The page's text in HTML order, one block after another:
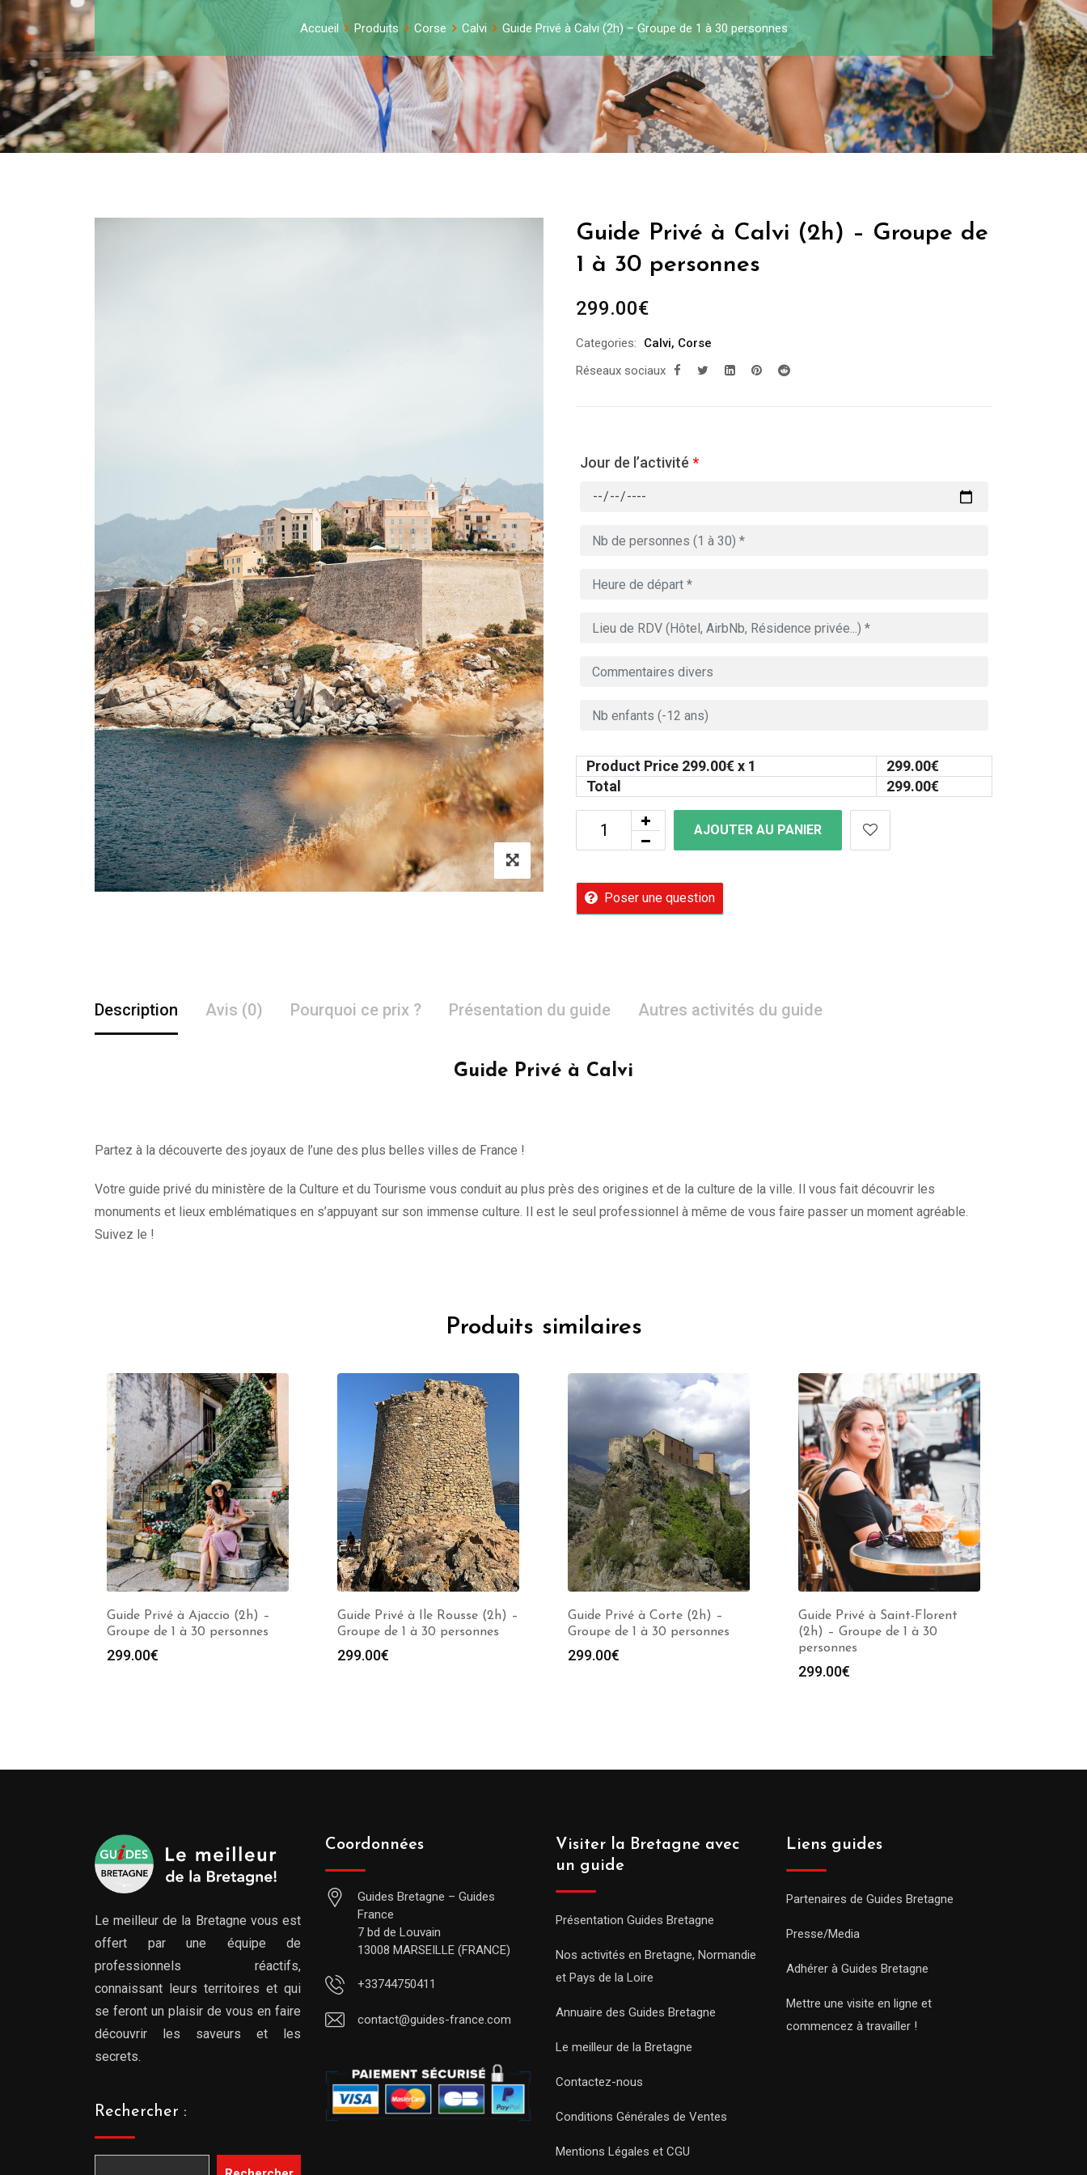
Accueil Produits Corse Calvi Guide Privé à Calvi (2h) – Groupe de 1 à 30 personnes
Guide Privé à Calvi (2h) – Groupe de
1 à 30 personnes
299.00€
Categories: Calvi, Corse
Réseaux sociaux
Jour de l’activité *
Product Price 299.00€ x 1 299.00€
Total
299.00€
AJOUTER AU PANIER
Poser une question
Description Avis (0) Pourquoi ce prix ? Présentation du guide Autres activités du guide
Guide Privé à Calvi
Partez à la découverte des joyaux de l’une des plus belles villes de France !
Votre guide privé du ministère de la Culture et du Tourisme vous conduit au plus près des origines et de la culture de la ville. Il vous fait découvrir les
monuments et lieux emblématiques en s’appuyant sur son immense culture. Il est le seul professionnel à même de vous faire passer un moment agréable.
Suivez le !
Produits similaires
Guide Privé à Ajaccio (2h) –
Groupe de 1 à 30 personnes
299.00€
Guide Privé à Ile Rousse (2h) –
Groupe de 1 à 30 personnes
299.00€
Guide Privé à Corte (2h) –
Groupe de 1 à 30 personnes
299.00€
Guide Privé à Saint-Florent
(2h) – Groupe de 1 à 30
personnes
299.00€
Le meilleur de la Bretagne vous est
offert par une équipe de
professionnels réactifs,
connaissant leurs territoires et qui
se feront un plaisir de vous en faire
découvrir les saveurs et les
secrets.
Rechercher :
Coordonnées
Guides Bretagne – Guides
France
7 bd de Louvain
13008 MARSEILLE (FRANCE)
+33744750411
contact@guides-france.com
Visiter la Bretagne avec
un guide
Présentation Guides Bretagne
Nos activités en Bretagne, Normandie
et Pays de la Loire
Annuaire des Guides Bretagne
Le meilleur de la Bretagne
Contactez-nous
Conditions Générales de Ventes
Mentions Légales et CGU
Liens guides
Partenaires de Guides Bretagne
Presse/Media
Adhérer à Guides Bretagne
Mettre une visite en ligne et
commencez à travailler !